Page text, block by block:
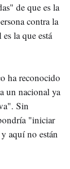
de que es la
contra la
la que está
ha reconocido
un nacional ya
Sin
"iniciar
aquí no están